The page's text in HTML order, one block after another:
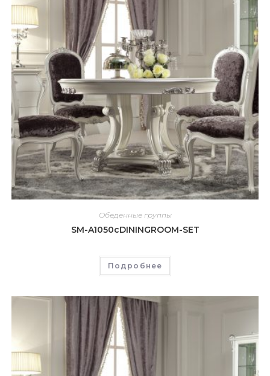
Обеденные группы
SM-A1050cDININGROOM-SET
Подробнее